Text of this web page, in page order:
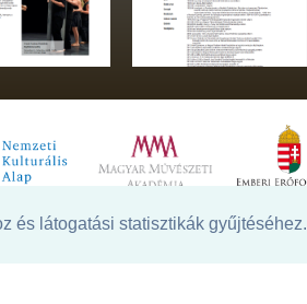
és látogatási statisztikák gyűjtéséhez.